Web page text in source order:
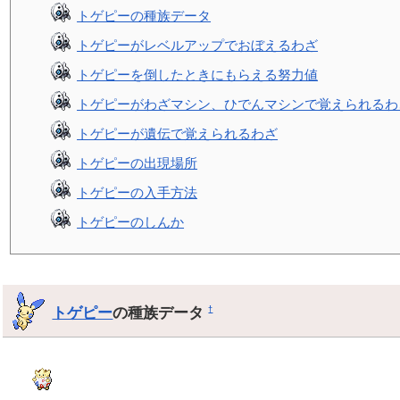
トゲピーの種族データ
トゲピーがレベルアップでおぼえるわざ
トゲピーを倒したときにもらえる努力値
トゲピーがわざマシン、ひでんマシンで覚えられる
トゲピーが遺伝で覚えられるわざ
トゲピーの出現場所
トゲピーの入手方法
トゲピーのしんか
トゲピーの種族データ†